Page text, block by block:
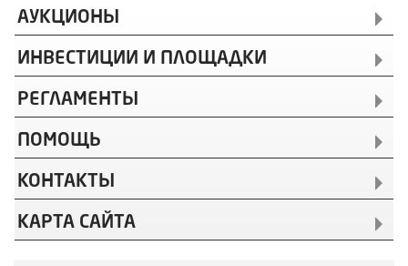
АУКЦИОНЫ
ИНВЕСТИЦИИ И ПЛОЩАДКИ
РЕГЛАМЕНТЫ
ПОМОЩЬ
КОНТАКТЫ
КАРТА САЙТА